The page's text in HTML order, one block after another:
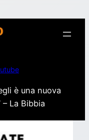
è una nuova
La Bibbia